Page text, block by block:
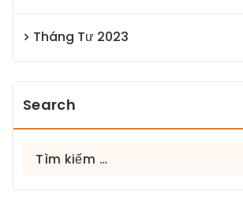
Tháng Tư 2023
Search
Tìm